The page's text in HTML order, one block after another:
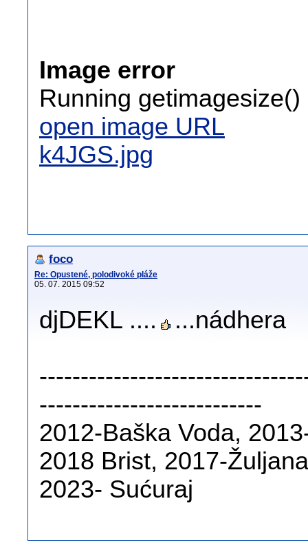
Image error
Running
open image URL
k4JGS.jpg
foco
Re: Opustené, polodivoké pláže
05. 07. 2015 09:52
djDEKL .... ...nádhera
---------------------------
2012-Baška Voda,
2018 Brist, 2017-
2023- Sućuraj